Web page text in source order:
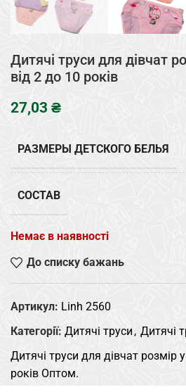
Дитячі труси для дівчат
від 2 до 10 років
₴
РАЗМЕРЫ ДЕТСКОГО БЕЛЬЯ
СОСТАВ
Немає в наявності
До списку бажань
Артикул: Linh 2560
Категорії: Дитячі труси , Дитячі
Дитячі труси для дівчат розмір
років Оптом.